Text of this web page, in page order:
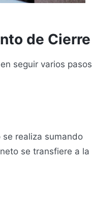
de Cierre
seguir varios pasos
realiza sumando
se transfiere a la